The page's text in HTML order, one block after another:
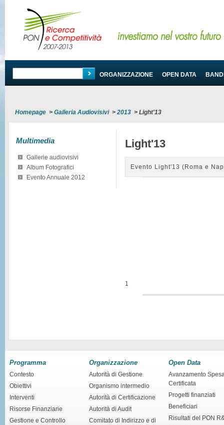
PROGRAMMA ORGANIZZAZIONE OPEN DATA
Homepage > Galleria Audiovisivi> 2013 > Light'13
Multimedia
Gallerie audiovisivi
Album Fotografici
Evento Annuale 2012
Light'13
Evento Light'13 (Roma e
1
Programma
Contesto
Obiettivi
Interventi
Risorse Finanziarie
Gestione e Controllo
Organizzazione
Autorità di Gestione
Organismo intermedio
Autorità di Certificazione
Autorità di Audit
Comitato di Indirizzo e di
Open Data
Avanzamento
Certificata
Progetti finanziati
Beneficiari
Risultati del PON